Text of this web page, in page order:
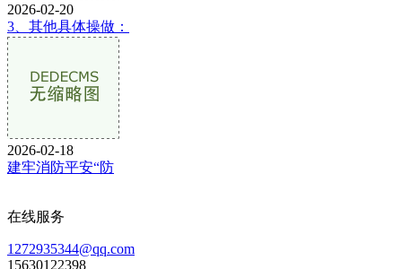
2026-02-20
3、其他具体操做：
2026-02-18
建牢消防平安“防
在线服务
1272935344@qq.com
15630122398